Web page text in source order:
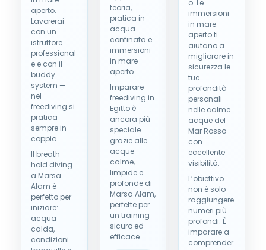
aperto.
Lavorerai
con un
istruttore
professional
e e con il
buddy
system —
nel
freediving si
pratica
sempre in
coppia.
Il breath
hold diving
a Marsa
Alam è
perfetto per
iniziare:
acqua
calda,
condizioni
teoria,
pratica in
acqua
confinata e
immersioni
in mare
aperto.
Imparare
freediving in
Egitto è
ancora più
speciale
grazie alle
acque
calme,
limpide e
profonde di
Marsa Alam,
perfette per
un training
sicuro ed
efficace.
o. Le
immersioni
in mare
aperto ti
aiutano a
migliorare in
sicurezza le
tue
profondità
personali
nelle calme
acque del
Mar Rosso
con
eccellente
visibilità.
L’obiettivo
non è solo
raggiungere
numeri più
profondi. È
imparare a
comprender